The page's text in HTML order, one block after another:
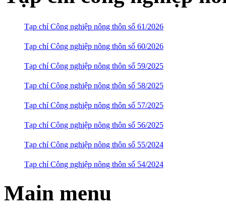
Tạp chí Công nghiệp nông thôn số 61/2026
Tạp chí Công nghiệp nông thôn số 60/2026
Tạp chí Công nghiệp nông thôn số 59/2025
Tạp chí Công nghiệp nông thôn số 58/2025
Tạp chí Công nghiệp nông thôn số 57/2025
Tạp chí Công nghiệp nông thôn số 56/2025
Tạp chí Công nghiệp nông thôn số 55/2024
Tạp chí Công nghiệp nông thôn số 54/2024
Main menu